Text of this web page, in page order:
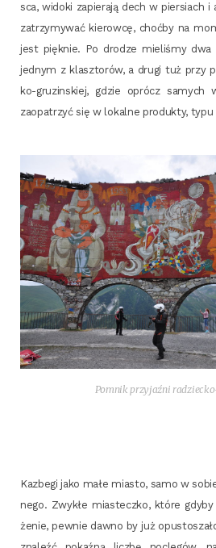
sca, wido­ki zapie­ra­ją dech w pier­siach i
zatrzy­my­wać kie­row­cę, choć­by na
jest pięk­nie. Po dro­dze mie­li­śmy
jed­nym z klasz­to­rów, a dru­gi tuż przy
ko-gru­zin­skiej, gdzie oprócz samych
zaopa­trzyć się w lokal­ne pro­duk­ty, typu
Pomnik przy­jaź­ni
Kazbe­gi jako małe mia­sto, samo w
ne­go. Zwy­kłe mia­stecz­ko, któ­re
że­nie, pew­nie daw­no by już